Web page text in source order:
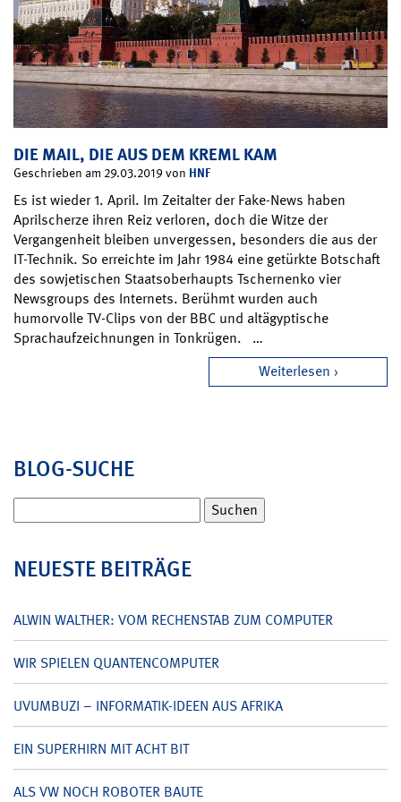
DIE MAIL, DIE AUS DEM KREML KAM
Geschrieben am 29.03.2019 von HNF
Es ist wieder 1. April. Im Zeitalter der Fake-News haben
Aprilscherze ihren Reiz verloren, doch die Witze der
Vergangenheit bleiben unvergessen, besonders die aus der
IT-Technik. So erreichte im Jahr 1984 eine getürkte Botschaft
des sowjetischen Staatsoberhaupts Tschernenko vier
Newsgroups des Internets. Berühmt wurden auch
humorvolle TV-Clips von der BBC und altägyptische
Sprachaufzeichnungen in Tonkrügen. …
Weiterlesen
BLOG-SUCHE
nach:
NEUESTE BEITRÄGE
ALWIN WALTHER: VOM RECHENSTAB ZUM COMPUTER
WIR SPIELEN QUANTENCOMPUTER
UVUMBUZI – INFORMATIK-IDEEN AUS AFRIKA
EIN SUPERHIRN MIT ACHT BIT
ALS VW NOCH ROBOTER BAUTE